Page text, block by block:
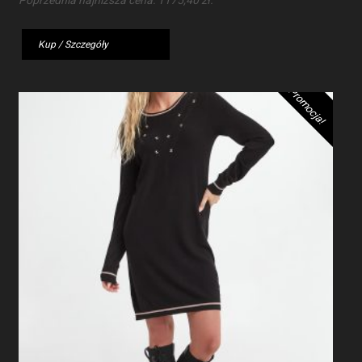
1959,00 zł.1175,40 zł.
Kup / Szczegóły
Promocja!